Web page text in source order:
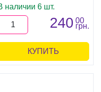
наличии 6 шт.
240 00
грн.
КУПИТЬ